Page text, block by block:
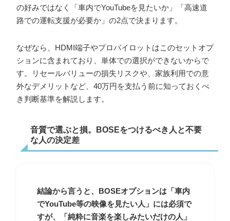
の好みではなく「車内でYouTubeを見たいか」「高速道
路での運転支援が必要か」の2点で決まります。
なぜなら、HDMI端子やプロパイロットはこのセットオプ
ションに含まれており、単体での選択ができないからで
す。リセールバリューの損失リスクや、家族利用での意
外なデメリットなど、40万円を支払う前に知っておくべ
き判断基準を解説します。
音質で選ぶと損。BOSEをつけるべき人と不要
な人の決定差
結論から言うと、BOSEオプションは「車内
でYouTube等の映像を見たい人」には必須で
すが、「純粋に音楽を楽しみたいだけの人」